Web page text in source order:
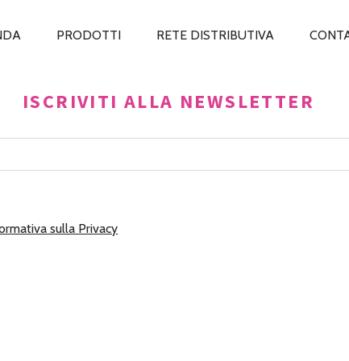
PRODOTTI RETE DISTRIBUTIVA
ISCRIVITI ALLA NEWSLETTER
sulla Privacy